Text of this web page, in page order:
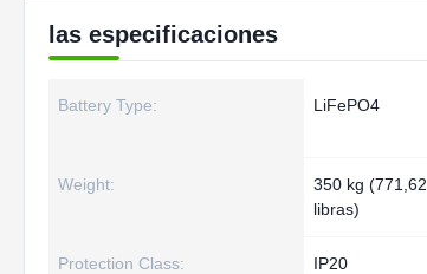
las especificaciones
Battery Type: LiFePO4
Weight:
350 kg (771,62
libras)
Protection Class: IP20